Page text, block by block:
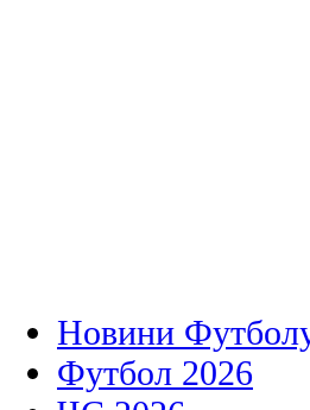
Новини
Футбол 2026